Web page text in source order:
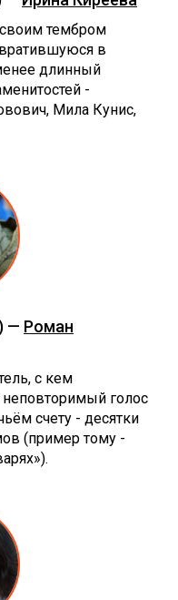
тембром
в
длинный
-
Мила Кунис,
— Роман
с кем
неповторимый голос
счету - десятки
(пример тому -